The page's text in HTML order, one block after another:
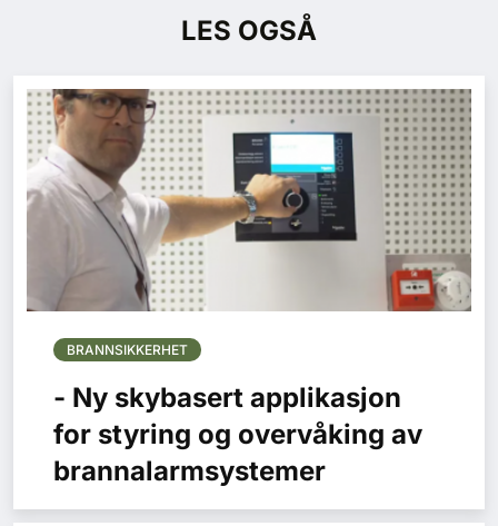
LES OGSÅ
BRANNSIKKERHET
- Ny skybasert applikasjon
for styring og overvåking av
brannalarmsystemer